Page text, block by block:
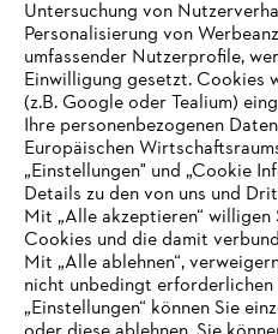
AUSZEICHNUNGEN
Untersuchung von
Personalisierung von
umfassender Nutzerprofile,
Einwilligung gesetzt. Cookies
(z.B. Google oder Tealium)
Ihre personenbezogenen
Europäischen
„Einstellungen" und „Cookie
Details zu den von uns und
Mit „Alle akzeptieren“
Cookies und die damit
Mit „Alle ablehnen“,
nicht unbedingt
„Einstellungen“ können Sie